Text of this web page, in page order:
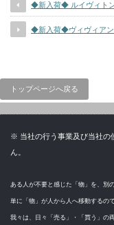
◆新入荷◆ ルイヴィト
◆新入荷◆ヴィヴィアン
トップページへ戻る
※ 当社の行う事業及び当社の
ん。
ある人が不要と感じた「物」を、別
単に「物」が人から人へ移動するの
我々は、日々「売る」・「買う」の